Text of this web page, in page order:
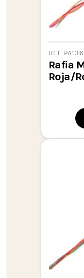
REF
Rafia
Roja/